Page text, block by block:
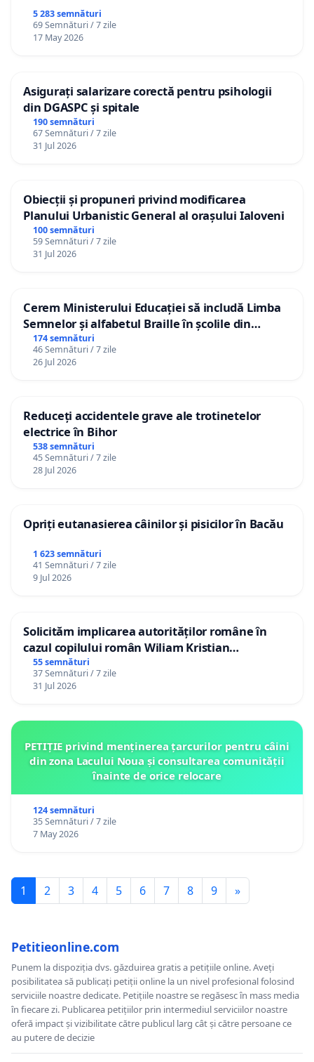
5 283 semnături
69 Semnături / 7 zile
17 May 2026
Asigurați salarizare corectă pentru psihologii
din DGASPC și spitale
190 semnături
67 Semnături / 7 zile
31 Jul 2026
Obiecții și propuneri privind modificarea
Planului Urbanistic General al orașului Ialoveni
100 semnături
59 Semnături / 7 zile
31 Jul 2026
Cerem Ministerului Educației să includă Limba
Semnelor și alfabetul Braille în școlile din
Republica Moldova!
174 semnături
46 Semnături / 7 zile
26 Jul 2026
Reduceți accidentele grave ale trotinetelor
electrice în Bihor
538 semnături
45 Semnături / 7 zile
28 Jul 2026
Opriți eutanasierea câinilor și pisicilor în Bacău
1 623 semnături
41 Semnături / 7 zile
9 Jul 2026
Solicităm implicarea autorităților române în
cazul copilului român Wiliam Kristian
Gheorghe, aflat în plasament în Danemarca de
12 ani
55 semnături
37 Semnături / 7 zile
31 Jul 2026
PETIȚIE privind menținerea țarcurilor pentru câini
din zona Lacului Noua și consultarea comunității
înainte de orice relocare
124 semnături
35 Semnături / 7 zile
7 May 2026
1 2 3 4 5 6 7 8 9 »
Petitieonline.com
Punem la dispoziția dvs. găzduirea gratis a petițiile online. Aveți
posibilitatea să publicați petiții online la un nivel profesional folosind
serviciile noastre dedicate. Petițiile noastre se regăsesc în mass media
în fiecare zi. Publicarea petițiilor prin intermediul serviciilor noastre
oferă impact și vizibilitate către publicul larg cât și către persoane ce
au putere de decizie